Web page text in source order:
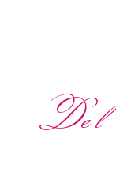
De